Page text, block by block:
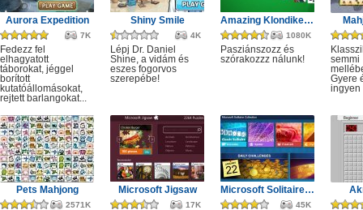
Aurora Expedition
7K
Fedezz fel
elhagyatott
táborokat, jéggel
borított
kutatóállomásokat,
rejtett barlangokat...
Shiny Smile
4K
Lépj Dr. Daniel
Shine, a vidám és
eszes fogorvos
szerepébe!
Amazing Klondike Solitaire
1080K
Pasziánszozz és
szórakozzz nálunk!
semmi
Gyere
ingyen
Pets Mahjong
2571K
Microsoft Jigsaw
17K
Microsoft Solitaire Collection
45K